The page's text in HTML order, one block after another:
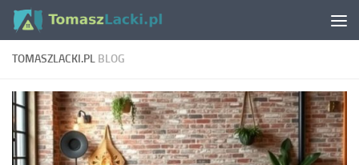
Skip to content
TOMASZLACKI.PL BLOG